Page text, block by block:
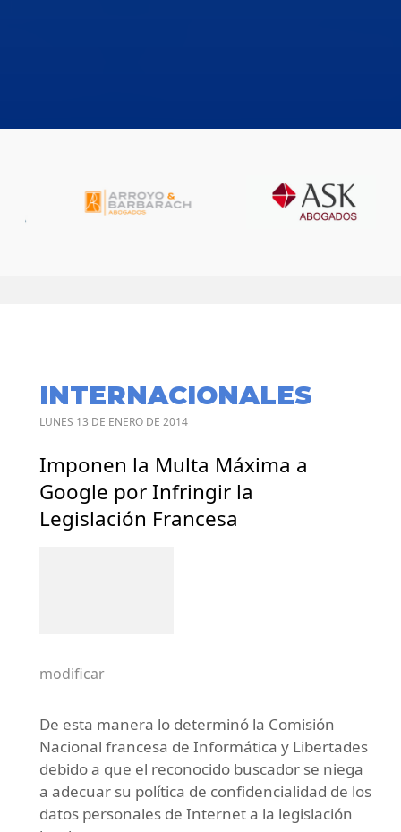
INTERNACIONALES
LUNES 13 DE ENERO DE 2014
Imponen la Multa Máxima a
Google por Infringir la
Legislación Francesa
modificar
De esta manera lo determinó la Comisión
Nacional francesa de Informática y Libertades
debido a que el reconocido buscador se niega
a adecuar su política de confidencialidad de los
datos personales de Internet a la legislación